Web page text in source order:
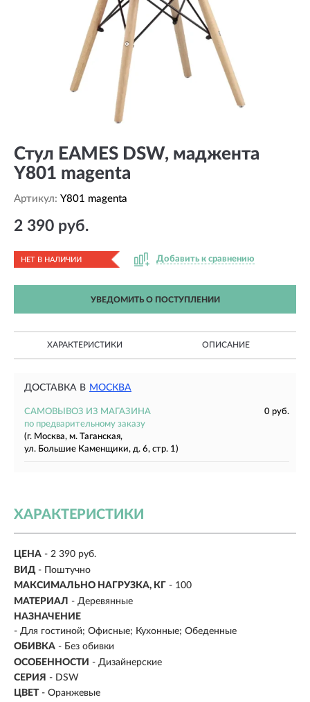
Стул EAMES DSW, маджента
Y801 magenta
Артикул: Y801 magenta
2 390 руб.
НЕТ В НАЛИЧИИ Добавить к сравнению
УВЕДОМИТЬ О ПОСТУПЛЕНИИ
ХАРАКТЕРИСТИКИ ОПИСАНИЕ
ДОСТАВКА В МОСКВА
САМОВЫВОЗ ИЗ МАГАЗИНА
0 руб.
по предварительному заказу
(г. Москва, м. Таганская,
ул. Большие Каменщики, д. 6, стр. 1)
ХАРАКТЕРИСТИКИ
ЦЕНА - 2 390 руб.
ВИД - Поштучно
МАКСИМАЛЬНО НАГРУЗКА, КГ - 100
МАТЕРИАЛ - Деревянные
НАЗНАЧЕНИЕ
- Для гостиной; Офисные; Кухонные; Обеденные
ОБИВКА - Без обивки
ОСОБЕННОСТИ - Дизайнерские
СЕРИЯ - DSW
ЦВЕТ - Оранжевые